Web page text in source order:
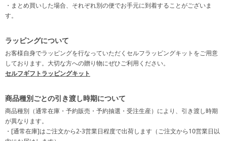
・まとめ買いした場合、それぞれ別の便でお手元に到着することがございま
す。
ラッピングについて
お客様自身でラッピングを行なっていただくセルフラッピングキットをご用意
しております。大切な方への贈り物にぜひご利用ください。
セルフギフトラッピングキット
商品種別ごとの引き渡し時期について
商品種別（通常在庫・予約販売・予約抽選・受注生産）により、引き渡し時期
が異なります。
・[通常在庫]はご注文から2-3営業日程度で出荷します（ご注文から10営業日以